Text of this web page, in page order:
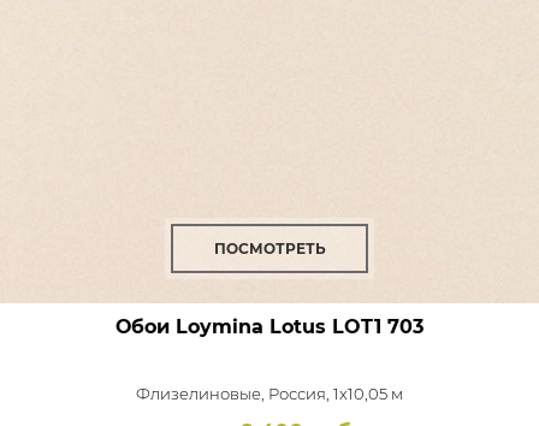
ПОСМОТРЕТЬ
Обои Loymina Lotus LOT1 703
Флизелиновые, Россия, 1x10,05 м